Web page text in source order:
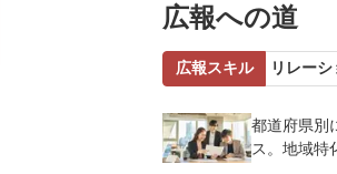
広報への道
広報スキル リレーシ
都道府県別
ス。地域特